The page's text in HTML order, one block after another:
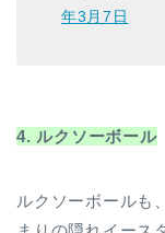
年3月7日
4. ルクソーボール
ルクソーボールも